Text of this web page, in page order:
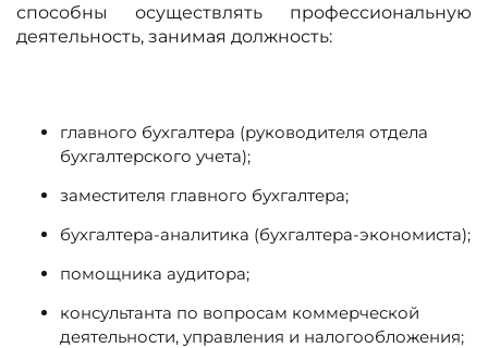
способны осуществлять профессиональную
деятельность, занимая должность:
главного бухгалтера (руководителя отдела
бухгалтерского учета);
заместителя главного бухгалтера;
бухгалтера-аналитика (бухгалтера-экономиста);
помощника аудитора;
консультанта по вопросам коммерческой
деятельности, управления и налогообложения;